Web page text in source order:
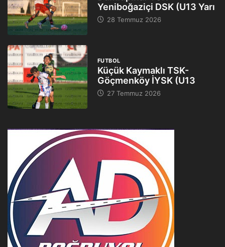
Yeniboğaziçi DSK (U13 Yarı
28 Temmuz 2026
FUTBOL
Küçük Kaymaklı TSK-
Göçmenköy İYSK (U13
27 Temmuz 2026